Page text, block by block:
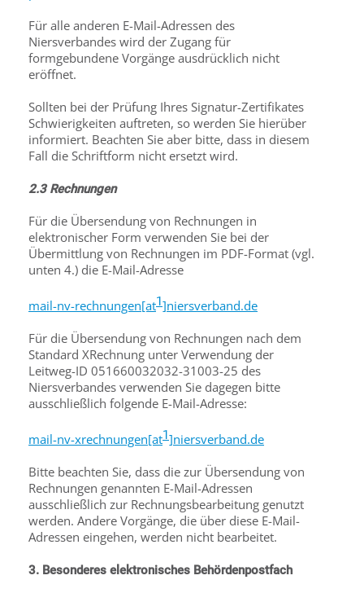
Für alle anderen E-Mail-Adressen des
Niersverbandes wird der Zugang für
formgebundene Vorgänge ausdrücklich nicht
eröffnet.
Sollten bei der Prüfung Ihres Signatur-Zertifikates
Schwierigkeiten auftreten, so werden Sie hierüber
informiert. Beachten Sie aber bitte, dass in diesem
Fall die Schriftform nicht ersetzt wird.
2.3 Rechnungen
Für die Übersendung von Rechnungen in
elektronischer Form verwenden Sie bei der
Übermittlung von Rechnungen im PDF-Format (vgl.
unten 4.) die E-Mail-Adresse
mail-nv-rechnungen[at1]niersverband.de
Für die Übersendung von Rechnungen nach dem
Standard XRechnung unter Verwendung der
Leitweg-ID 051660032032-31003-25 des
Niersverbandes verwenden Sie dagegen bitte
ausschließlich folgende E-Mail-Adresse:
mail-nv-xrechnungen[at1]niersverband.de
Bitte beachten Sie, dass die zur Übersendung von
Rechnungen genannten E-Mail-Adressen
ausschließlich zur Rechnungsbearbeitung genutzt
werden. Andere Vorgänge, die über diese E-Mail-
Adressen eingehen, werden nicht bearbeitet.
3. Besonderes elektronisches Behördenpostfach